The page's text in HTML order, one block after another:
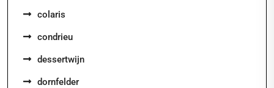
colaris
condrieu
dessertwijn
dornfelder